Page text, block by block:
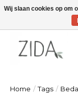
Zondag 22 maart 2026,
Home / Tags /
Wij slaan cookies op om